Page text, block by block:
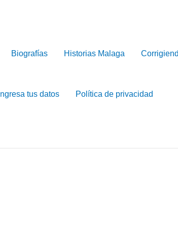
Biografías Historias Malaga
Ingresa tus datos Política de privacidad